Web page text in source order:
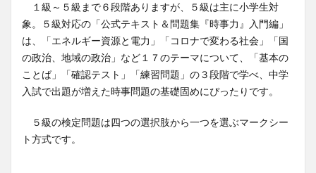
１級～５級まで６段階ありますが、５級は主に小学生対
象。５級対応の「公式テキスト＆問題集『時事力』入門編」
は、「エネルギー資源と電力」「コロナで変わる社会」「国
の政治、地域の政治」など１７のテーマについて、「基本の
ことば」「確認テスト」「練習問題」の３段階で学べ、中学
入試で出題が増えた時事問題の基礎固めにぴったりです。
５級の検定問題は四つの選択肢から一つを選ぶマークシー
ト方式です。